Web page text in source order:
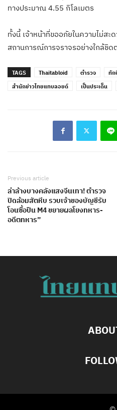
ทางประมาณ 4.55 กิโลเมตร
ทั้งนี้ เจ้าหน้าที่ขออภัยในความไม่สะ
สถานการณ์การจราจรอย่างใกล้ชิ
TAGS Thaitabloid ตำรวจ ทั
สำนักข่าวไทยแทบลอยด์
เป็นประเด็น
Previous article
ล่าล้างบางคลังแสงจีนเทา! ตำรวจ
ปิดล้อมสัตหีบ รวบเจ้าของบัญชีรับ
โอนซื้อปืน M4 ขยายผลโยงทหาร-
อดีตทหาร”